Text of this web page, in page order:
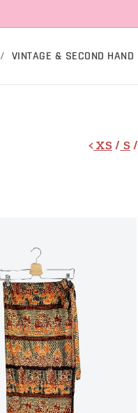
VINTAGE & SECOND HAND
<XS/ S/